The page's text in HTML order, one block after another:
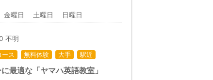
金曜日 土曜日 日曜日
不明
ース 無料体験 大手 駅近
最適な「ヤマハ英語教室」